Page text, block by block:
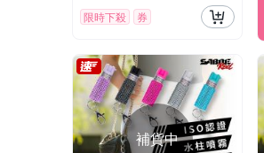
限時下殺 券
補貨中